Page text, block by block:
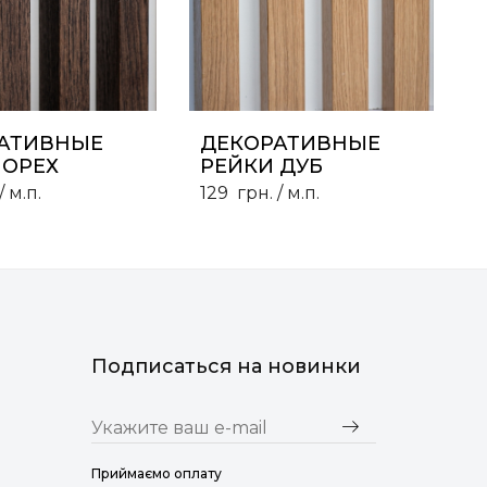
м.п.
ДЕКОРАТИВНЫЕ
РЕЙКИ ДУБ
129 грн. / м.п.
Подписаться на новинки
Приймаємо оплату